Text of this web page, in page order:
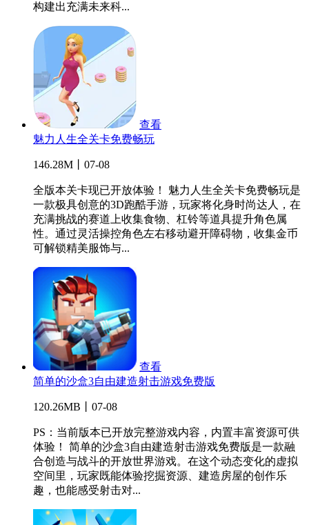
构建出充满未来科...
查看
魅力人生全关卡免费畅玩
146.28M丨07-08
全版本关卡现已开放体验！ 魅力人生全关卡免费畅玩是
一款极具创意的3D跑酷手游，玩家将化身时尚达人，在
充满挑战的赛道上收集食物、杠铃等道具提升角色属
性。通过灵活操控角色左右移动避开障碍物，收集金币
可解锁精美服饰与...
查看
简单的沙盒3自由建造射击游戏免费版
120.26MB丨07-08
PS：当前版本已开放完整游戏内容，内置丰富资源可供
体验！ 简单的沙盒3自由建造射击游戏免费版是一款融
合创造与战斗的开放世界游戏。在这个动态变化的虚拟
空间里，玩家既能体验挖掘资源、建造房屋的创作乐
趣，也能感受射击对...